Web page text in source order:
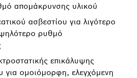
απομάκρυνσης υλικού
ασβεστίου για λιγότερο
ρυθμό
επικάλυψης
για ομοιόμορφη, ελεγχόμενη